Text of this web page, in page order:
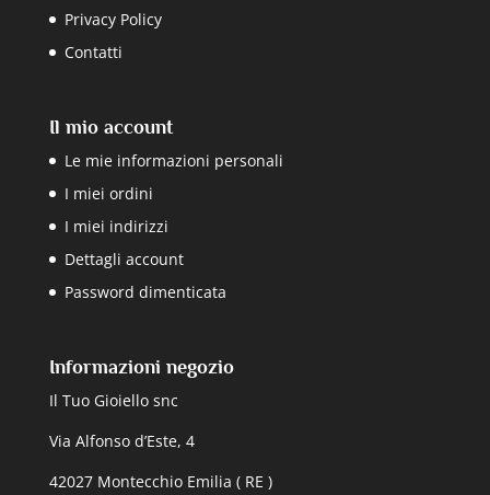
Privacy Policy
Contatti
Il mio account
Le mie informazioni personali
I miei ordini
I miei indirizzi
Dettagli account
Password dimenticata
Informazioni negozio
Il Tuo Gioiello snc
Via Alfonso d’Este, 4
42027 Montecchio Emilia ( RE )